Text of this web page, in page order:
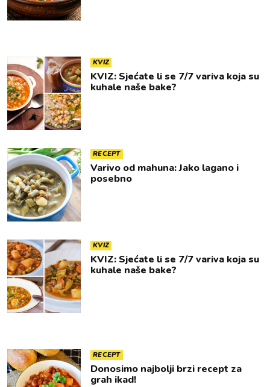
KVIZ
KVIZ: Sjećate li se 7/7 variva koja su
kuhale naše bake?
RECEPT
Varivo od mahuna: Jako lagano i
posebno
KVIZ
KVIZ: Sjećate li se 7/7 variva koja su
kuhale naše bake?
RECEPT
Donosimo najbolji brzi recept za
grah ikad!